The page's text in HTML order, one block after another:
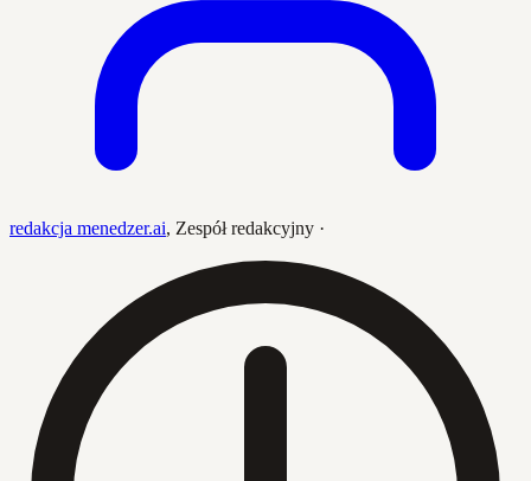
redakcja menedzer.ai, Zespół redakcyjny ·